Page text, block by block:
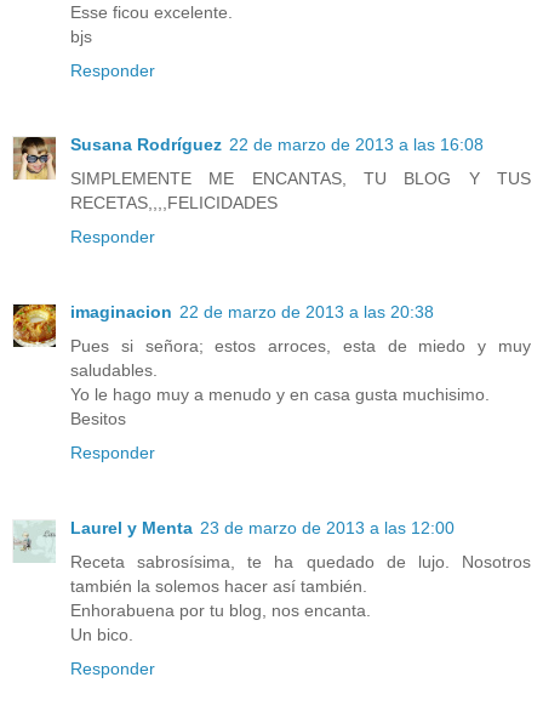
Esse ficou excelente.
bjs
Responder
Susana Rodríguez 22 de marzo de 2013 a las 16:08
SIMPLEMENTE ME ENCANTAS, TU BLOG Y TUS
RECETAS,,,,FELICIDADES
Responder
imaginacion 22 de marzo de 2013 a las 20:38
Pues si señora; estos arroces, esta de miedo y muy
saludables.
Yo le hago muy a menudo y en casa gusta muchisimo.
Besitos
Responder
Laurel y Menta 23 de marzo de 2013 a las 12:00
Receta sabrosísima, te ha quedado de lujo. Nosotros
también la solemos hacer así también.
Enhorabuena por tu blog, nos encanta.
Un bico.
Responder